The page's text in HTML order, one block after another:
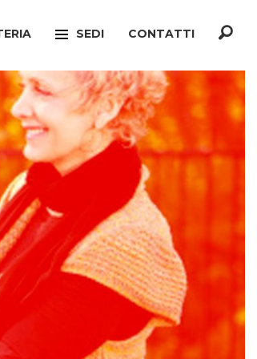
SEDI
TREVISO
MOGLIANO VENETO
PAESE
RONCADE
VILLORBA
CASTELFRANCO VENETO
ONÈ DI FONTE
CONTATTI